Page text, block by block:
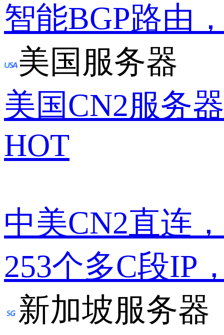
智能BGP路由
美国服务器
美国CN2服务器
HOT
中美CN2直连
253个多C段IP
新加坡服务器